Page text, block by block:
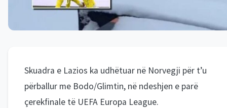
Skuadra e Lazios ka udhëtuar në Norvegji për t’u
përballur me Bodo/Glimtin, në ndeshjen e parë
çerekfinale të UEFA Europa League.